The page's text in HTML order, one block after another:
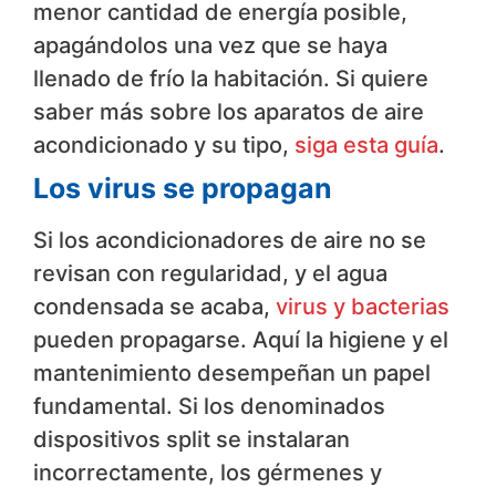
menor cantidad de energía posible,
apagándolos una vez que se haya
llenado de frío la habitación. Si quiere
saber más sobre los aparatos de aire
acondicionado y su tipo, siga esta guía.
Los virus se propagan
Si los acondicionadores de aire no se
revisan con regularidad, y el agua
condensada se acaba, virus y bacterias
pueden propagarse. Aquí la higiene y el
mantenimiento desempeñan un papel
fundamental. Si los denominados
dispositivos split se instalaran
incorrectamente, los gérmenes y